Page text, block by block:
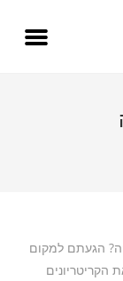
הגעתם למקום
הקריטריונים